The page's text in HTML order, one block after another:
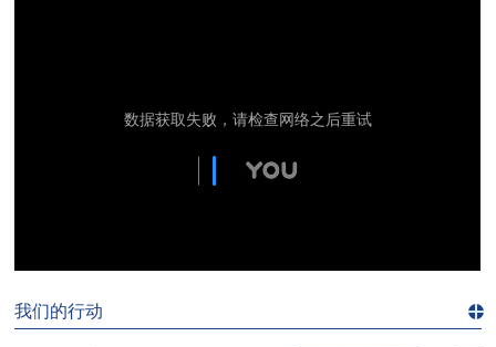
我们的行动